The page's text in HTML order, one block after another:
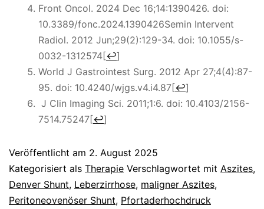
Front Oncol. 2024 Dec 16;14:1390426. doi:
10.3389/fonc.2024.1390426Semin Intervent
Radiol. 2012 Jun;29(2):129-34. doi: 10.1055/s-
0032-1312574[↩]
World J Gastrointest Surg. 2012 Apr 27;4(4):87-
95. doi: 10.4240/wjgs.v4.i4.87[↩]
J Clin Imaging Sci. 2011;1:6. doi: 10.4103/2156-
7514.75247[↩]
Veröffentlicht am 2. August 2025
Kategorisiert als Therapie Verschlagwortet mit Aszites,
Denver Shunt, Leberzirrhose, maligner Aszites,
Peritoneovenöser Shunt, Pfortaderhochdruck